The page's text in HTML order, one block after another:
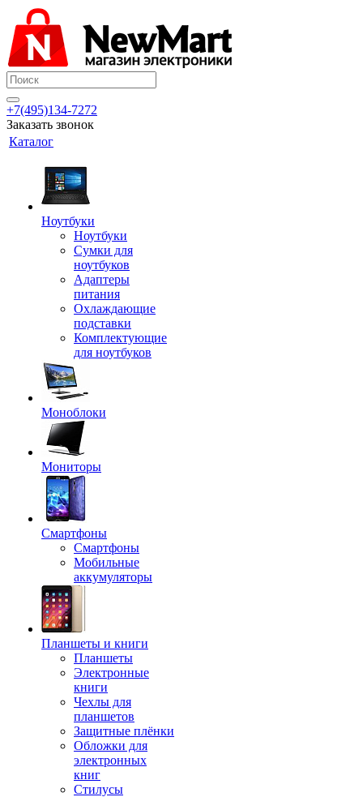
+7(495)134-7272
Заказать звонок
Каталог
Ноутбуки
Ноутбуки
Сумки для
ноутбуков
Адаптеры
питания
Охлаждающие
подставки
Комплектующие
для ноутбуков
Моноблоки
Мониторы
Смартфоны
Смартфоны
Мобильные
аккумуляторы
Планшеты и книги
Планшеты
Электронные
книги
Чехлы для
планшетов
Защитные плёнки
Обложки для
электронных
книг
Стилусы